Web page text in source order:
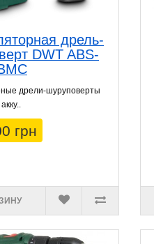
дрель-
DWT ABS-
дрели-шуруповерты
грн